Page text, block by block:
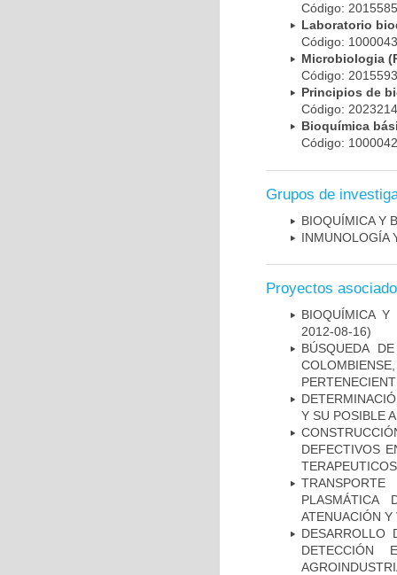
Código:
Laboratorio
Código:
Microbiologia
Código:
Principios de
Código:
Bioquímica
Código:
Grupos de
BIOQUÍMICA Y
INMUNOLOGÍA
Proyectos
BIOQUÍMICA Y
2012-08-16)
BÚSQUEDA
Y SU POSIBLE
DEFECTIVOS
PLASMÁTICA
ATENUACIÓN Y
DESARROLLO
DETECCIÓN